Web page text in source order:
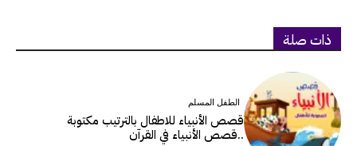
ذات صلة
الطفل المسلم
قصص الأنبياء للاطفال بالترتيب مكتوبة
..قصص الأنبياء في القرآن